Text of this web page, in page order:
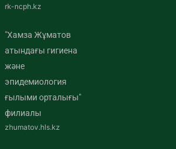
rk-ncph.kz
"Хамза Жұматов
атындағы гигиена
және
эпидемиология
ғылыми орталығы"
филиалы
zhumatov.hls.kz